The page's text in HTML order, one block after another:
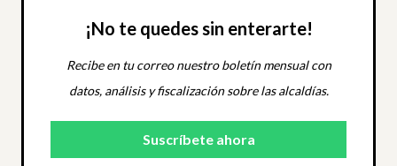
¡No te quedes sin enterarte!
Recibe en tu correo nuestro boletín mensual con
datos, análisis y fiscalización sobre las alcaldías.